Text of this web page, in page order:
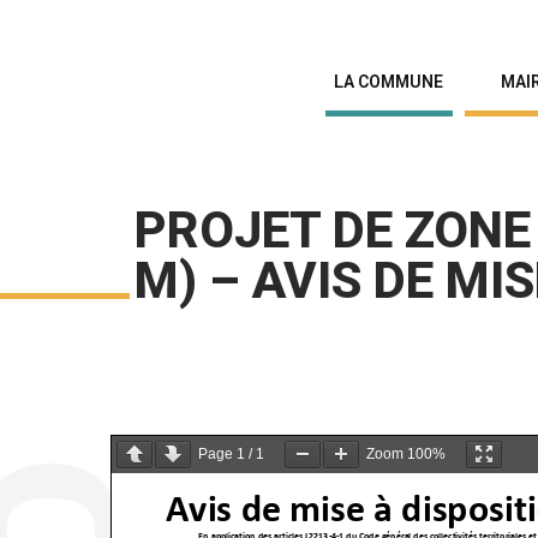
LA COMMUNE
PROJET DE
M) – AVIS DE
Page 1 / 1 Zoom 100%
Avis de mise à